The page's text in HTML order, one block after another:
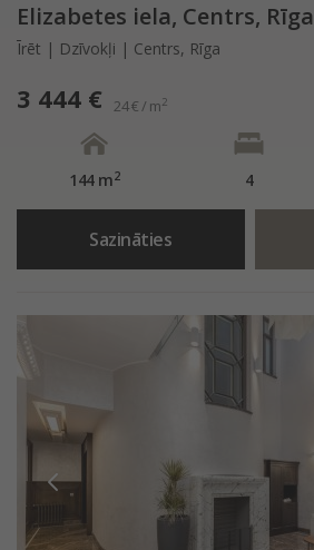
Elizabetes iela, Centrs, Rīga
Īrēt | Dzīvokļi | Centrs, Rīga
3 444 € 24 € / m2
144 m2 4
Sazināties